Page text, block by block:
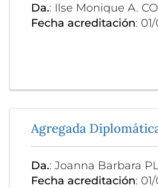
Da.: Ilse Monique A.
Fecha acreditación:
Agregada
Da.: Joanna Barbara
Fecha acreditación: